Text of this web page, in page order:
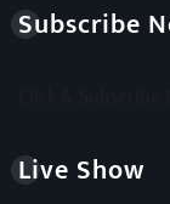
Subscribe
Live Show